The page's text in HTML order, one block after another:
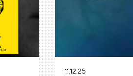
11.12.25